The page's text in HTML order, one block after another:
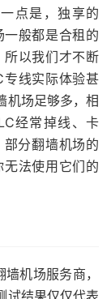
点是，独享的
一般都是合租的
所以我们才不断
专线实际体验甚
机场足够多，相
经常掉线、卡
分翻墙机场的
法使用它们的
机场服务商，
试结果仅仅代表